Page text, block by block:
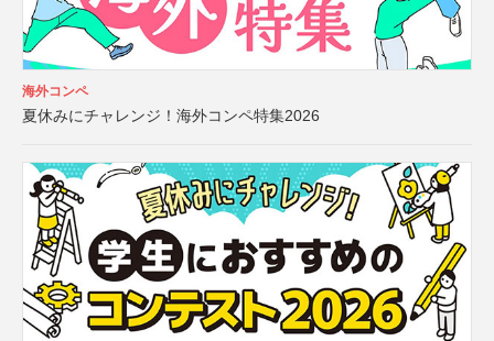
海外コンペ
夏休みにチャレンジ！海外コンペ特集2026